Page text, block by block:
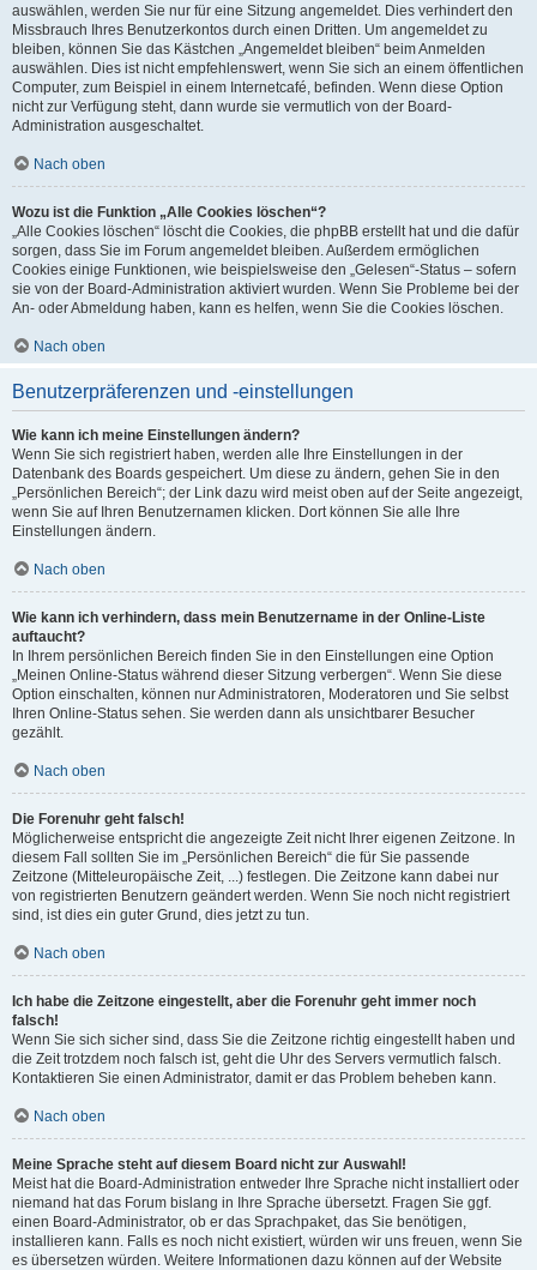
auswählen, werden Sie nur für eine Sitzung angemeldet. Dies verhindert den
Missbrauch Ihres Benutzerkontos durch einen Dritten. Um angemeldet zu
bleiben, können Sie das Kästchen „Angemeldet bleiben“ beim Anmelden
auswählen. Dies ist nicht empfehlenswert, wenn Sie sich an einem öffentlichen
Computer, zum Beispiel in einem Internetcafé, befinden. Wenn diese Option
nicht zur Verfügung steht, dann wurde sie vermutlich von der Board-
Administration ausgeschaltet.
Nach oben
Wozu ist die Funktion „Alle Cookies löschen“?
„Alle Cookies löschen“ löscht die Cookies, die phpBB erstellt hat und die dafür
sorgen, dass Sie im Forum angemeldet bleiben. Außerdem ermöglichen
Cookies einige Funktionen, wie beispielsweise den „Gelesen“-Status – sofern
sie von der Board-Administration aktiviert wurden. Wenn Sie Probleme bei der
An- oder Abmeldung haben, kann es helfen, wenn Sie die Cookies löschen.
Nach oben
Benutzerpräferenzen und -einstellungen
Wie kann ich meine Einstellungen ändern?
Wenn Sie sich registriert haben, werden alle Ihre Einstellungen in der
Datenbank des Boards gespeichert. Um diese zu ändern, gehen Sie in den
„Persönlichen Bereich“; der Link dazu wird meist oben auf der Seite angezeigt,
wenn Sie auf Ihren Benutzernamen klicken. Dort können Sie alle Ihre
Einstellungen ändern.
Nach oben
Wie kann ich verhindern, dass mein Benutzername in der Online-Liste
auftaucht?
In Ihrem persönlichen Bereich finden Sie in den Einstellungen eine Option
„Meinen Online-Status während dieser Sitzung verbergen“. Wenn Sie diese
Option einschalten, können nur Administratoren, Moderatoren und Sie selbst
Ihren Online-Status sehen. Sie werden dann als unsichtbarer Besucher
gezählt.
Nach oben
Die Forenuhr geht falsch!
Möglicherweise entspricht die angezeigte Zeit nicht Ihrer eigenen Zeitzone. In
diesem Fall sollten Sie im „Persönlichen Bereich“ die für Sie passende
Zeitzone (Mitteleuropäische Zeit, ...) festlegen. Die Zeitzone kann dabei nur
von registrierten Benutzern geändert werden. Wenn Sie noch nicht registriert
sind, ist dies ein guter Grund, dies jetzt zu tun.
Nach oben
Ich habe die Zeitzone eingestellt, aber die Forenuhr geht immer noch
falsch!
Wenn Sie sich sicher sind, dass Sie die Zeitzone richtig eingestellt haben und
die Zeit trotzdem noch falsch ist, geht die Uhr des Servers vermutlich falsch.
Kontaktieren Sie einen Administrator, damit er das Problem beheben kann.
Nach oben
Meine Sprache steht auf diesem Board nicht zur Auswahl!
Meist hat die Board-Administration entweder Ihre Sprache nicht installiert oder
niemand hat das Forum bislang in Ihre Sprache übersetzt. Fragen Sie ggf.
einen Board-Administrator, ob er das Sprachpaket, das Sie benötigen,
installieren kann. Falls es noch nicht existiert, würden wir uns freuen, wenn Sie
es übersetzen würden. Weitere Informationen dazu können auf der Website